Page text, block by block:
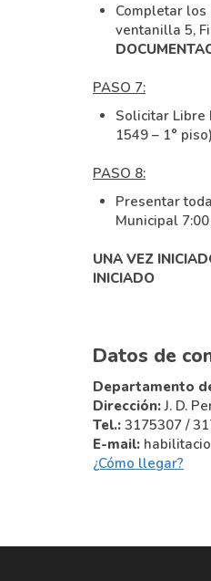
Completar los
ventanilla 5,
PASO 7:
Solicitar
1549 – 1° piso)
PASO 8:
Presentar
Municipal
UNA VEZ
INICIADO
Datos de
Departamento
Dirección:J. D.
Tel.: 3175307 /
E-mail:
¿Cómo llegar?